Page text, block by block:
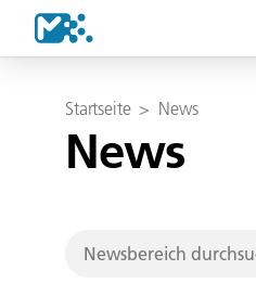
Startseite > News
News